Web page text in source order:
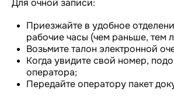
Для очной записи:
Приезжайте в удобное
рабочие часы (чем раньше, тем
Возьмите талон электронной
Когда увидите свой номер,
оператора;
Передайте оператору пакет